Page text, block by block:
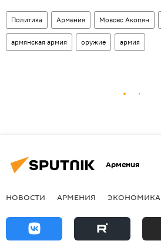
Политика Армения Мовсес Акопян
армянская армия оружие армия
Армения
НОВОСТИ АРМЕНИЯ ЭКОНОМИКА